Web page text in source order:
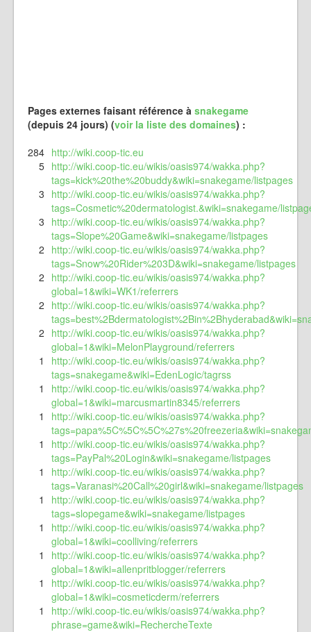
Pages externes faisant référence à snakegame
(depuis 24 jours) (voir la liste des domaines) :
284 http://wiki.coop-tic.eu
5 http://wiki.coop-tic.eu/wikis/oasis974/wakka.php?
tags=kick%20the%20buddy&wiki=snakegame/listpages
3 http://wiki.coop-tic.eu/wikis/oasis974/wakka.php?
tags=Cosmetic%20dermatologist.&wiki=snakegame/
3 http://wiki.coop-tic.eu/wikis/oasis974/wakka.php?
tags=Slope%20Game&wiki=snakegame/listpages
2 http://wiki.coop-tic.eu/wikis/oasis974/wakka.php?
tags=Snow%20Rider%203D&wiki=snakegame/listpages
2 http://wiki.coop-tic.eu/wikis/oasis974/wakka.php?
global=1&wiki=WK1/referrers
2 http://wiki.coop-tic.eu/wikis/oasis974/wakka.php?
2 http://wiki.coop-tic.eu/wikis/oasis974/wakka.php?
global=1&wiki=MelonPlayground/referrers
1
http://wiki.coop-tic.eu/wikis/oasis974/wakka.php?
tags=snakegame&wiki=EdenLogic/tagrss
1
http://wiki.coop-tic.eu/wikis/oasis974/wakka.php?
global=1&wiki=marcusmartin8345/referrers
1
http://wiki.coop-tic.eu/wikis/oasis974/wakka.php?
1
http://wiki.coop-tic.eu/wikis/oasis974/wakka.php?
tags=PayPal%20Login&wiki=snakegame/listpages
1
http://wiki.coop-tic.eu/wikis/oasis974/wakka.php?
tags=Varanasi%20Call%20girl&wiki=snakegame/listpages
1
http://wiki.coop-tic.eu/wikis/oasis974/wakka.php?
tags=slopegame&wiki=snakegame/listpages
1
http://wiki.coop-tic.eu/wikis/oasis974/wakka.php?
global=1&wiki=coolliving/referrers
1
http://wiki.coop-tic.eu/wikis/oasis974/wakka.php?
global=1&wiki=allenpritblogger/referrers
1
http://wiki.coop-tic.eu/wikis/oasis974/wakka.php?
global=1&wiki=cosmeticderm/referrers
1
http://wiki.coop-tic.eu/wikis/oasis974/wakka.php?
phrase=game&wiki=RechercheTexte